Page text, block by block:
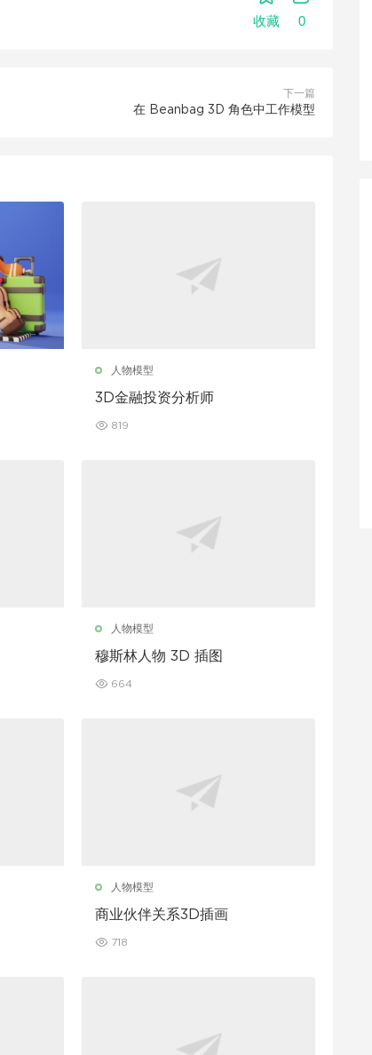
收藏 0
下一篇
在 Beanbag 3D 角色中工作模型
人物模型
3D金融投资分析师
819
人物模型
穆斯林人物 3D 插图
664
人物模型
商业伙伴关系3D插画
718